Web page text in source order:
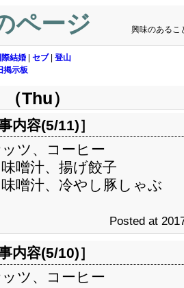
ページ 興味のあるこ
際結婚 セブ| 登山
掲示板
Thu）
内容(5/11)］
ツ、コーヒー
噌汁、揚げ餃子
噌汁、冷やし豚しゃぶ
Posted at
内容(5/10)］
ツ、コーヒー